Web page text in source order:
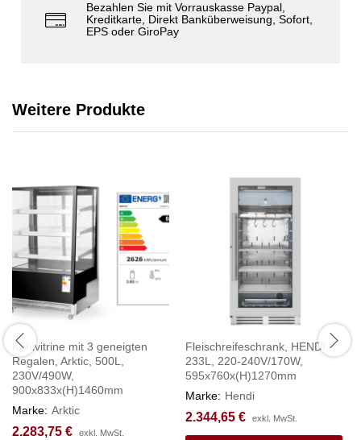
Bezahlen Sie mit Vorrauskasse Paypal,
Kreditkarte, Direkt Banküberweisung, Sofort,
EPS oder GiroPay
Weitere Produkte
Kühlvitrine mit 3 geneigten
Regalen, Arktic, 500L,
230V/490W,
900x833x(H)1460mm
Marke: Arktic
2.283,75 € exkl. MwSt.
Fleischreifeschrank, HENDI,
233L, 220-240V/170W,
595x760x(H)1270mm
Marke: Hendi
2.344,65 € exkl. MwSt.